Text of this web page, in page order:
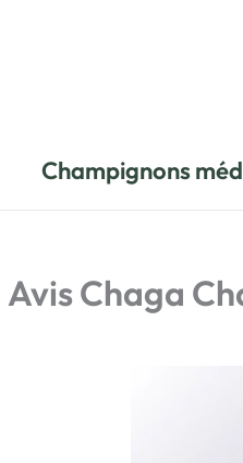
Champignons
Avis Chaga